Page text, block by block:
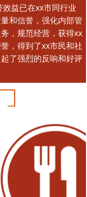
益已在xx市同行业
和信誉，强化内部管
，规范经营，获得xx
，得到了xx市民和社
了强烈的反响和好评